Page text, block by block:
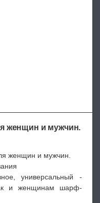
женщин и мужчин.
универсальный -
и женщинам шарф-